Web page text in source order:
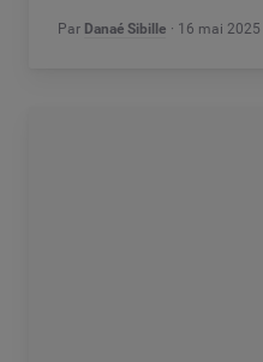
Par Danaé Sibille 16 mai 2025